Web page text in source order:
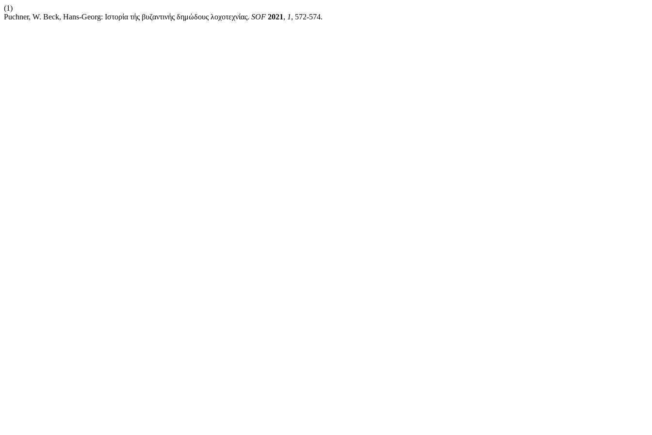
(1)
Puchner, W. Beck, Hans-Georg: Ιστορία τής βυζαντινής δημώδους λοχοτεχνίας. SOF 2021, 1, 572-574.